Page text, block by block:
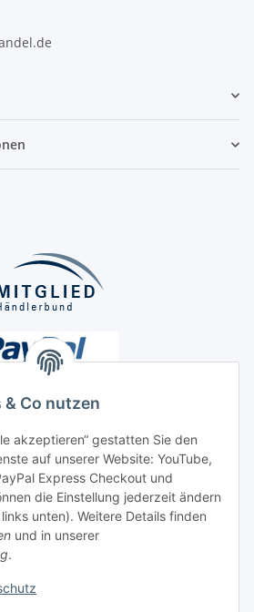
Co nutzen
akzeptieren“ gestatten Sie den
auf unserer Website: YouTube,
Express Checkout und
die Einstellung jederzeit ändern
unten). Weitere Details finden
und in unserer
.
widerrufen